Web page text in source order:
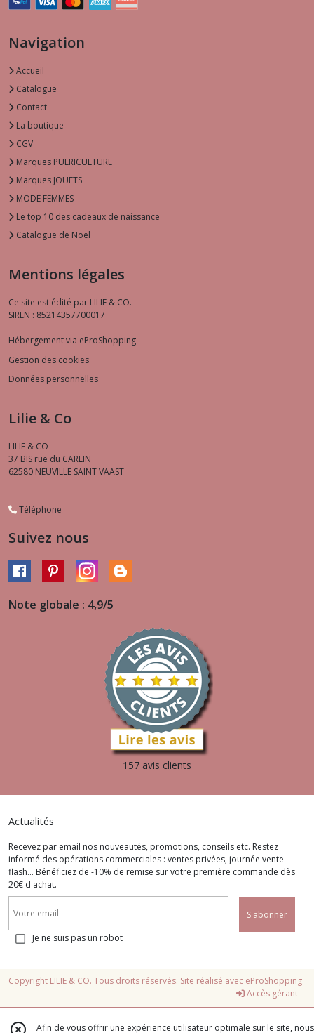
Navigation
Accueil
Catalogue
Contact
La boutique
CGV
Marques PUERICULTURE
Marques JOUETS
MODE FEMMES
Le top 10 des cadeaux de naissance
Catalogue de Noël
Mentions légales
Ce site est édité par LILIE & CO.
SIREN : 85214357700017
Hébergement via eProShopping
Gestion des cookies
Données personnelles
Lilie & Co
LILIE & CO
37 BIS rue du CARLIN
62580 NEUVILLE SAINT VAAST
Téléphone
Suivez nous
Note globale : 4,9/5
157 avis clients
Actualités
Recevez par email nos nouveautés, promotions, conseils etc. Restez
informé des opérations commerciales : ventes privées, journée vente
flash... Bénéficiez de -10% de remise sur votre première commande dès
20€ d'achat.
S'abonner
Je ne suis pas un robot
Copyright LILIE & CO. Tous droits réservés. Site réalisé avec eProShopping
Accès gérant
Afin de vous offrir une expérience utilisateur optimale sur le site, nous